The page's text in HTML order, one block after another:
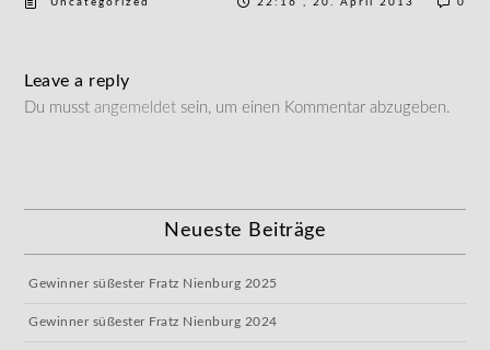
Uncategorized 22:16 , 20. April 2013 0
Leave a reply
Du musstangemeldet sein, um einen Kommentar abzugeben.
Neueste Beiträge
Gewinner süßester Fratz Nienburg 2025
Gewinner süßester Fratz Nienburg 2024